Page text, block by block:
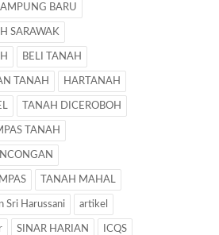
BARU
SARAWAK
BELI TANAH
TANAH HARTANAH
TANAH DICEROBOH
TANAH
TANAH MAHAL
Sri Harussani artikel
SINAR HARIAN ICQS